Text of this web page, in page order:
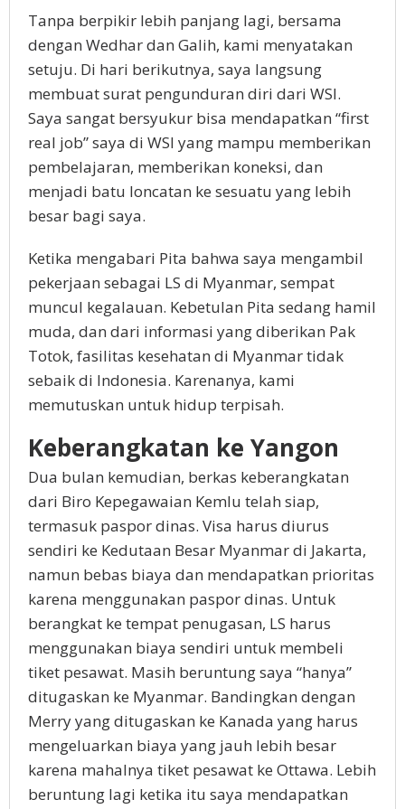
Tanpa berpikir lebih panjang lagi, bersama
dengan Wedhar dan Galih, kami menyatakan
setuju. Di hari berikutnya, saya langsung
membuat surat pengunduran diri dari WSI.
Saya sangat bersyukur bisa mendapatkan “first
real job” saya di WSI yang mampu memberikan
pembelajaran, memberikan koneksi, dan
menjadi batu loncatan ke sesuatu yang lebih
besar bagi saya.
Ketika mengabari Pita bahwa saya mengambil
pekerjaan sebagai LS di Myanmar, sempat
muncul kegalauan. Kebetulan Pita sedang hamil
muda, dan dari informasi yang diberikan Pak
Totok, fasilitas kesehatan di Myanmar tidak
sebaik di Indonesia. Karenanya, kami
memutuskan untuk hidup terpisah.
Keberangkatan ke Yangon
Dua bulan kemudian, berkas keberangkatan
dari Biro Kepegawaian Kemlu telah siap,
termasuk paspor dinas. Visa harus diurus
sendiri ke Kedutaan Besar Myanmar di Jakarta,
namun bebas biaya dan mendapatkan prioritas
karena menggunakan paspor dinas. Untuk
berangkat ke tempat penugasan, LS harus
menggunakan biaya sendiri untuk membeli
tiket pesawat. Masih beruntung saya “hanya”
ditugaskan ke Myanmar. Bandingkan dengan
Merry yang ditugaskan ke Kanada yang harus
mengeluarkan biaya yang jauh lebih besar
karena mahalnya tiket pesawat ke Ottawa. Lebih
beruntung lagi ketika itu saya mendapatkan